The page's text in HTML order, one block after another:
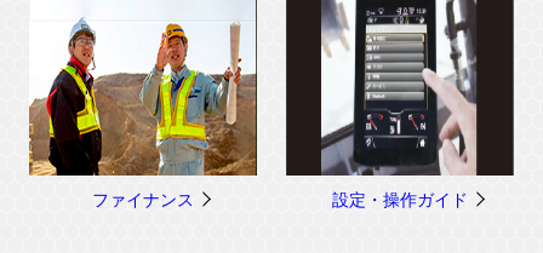
ファイナンス 設定・操作ガイド